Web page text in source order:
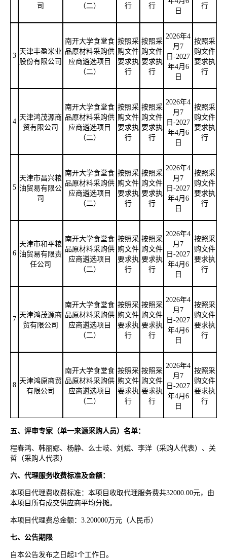
司 （二） 行 行
日
行
3
天津丰盈米业
股份有限公司
南开大学食堂食
品原材料采购供
应商遴选项目
（二）
按照采
购文件
要求执
行
按照采
购文件
要求执
行
2026年4
月7
日-2027
年4月6
日
按照采
购文件
要求执
行
4
天津鸿茂源商
贸有限公司
南开大学食堂食
品原材料采购供
应商遴选项目
（二）
按照采
购文件
要求执
行
按照采
购文件
要求执
行
2026年4
月7
日-2027
年4月6
日
按照采
购文件
要求执
行
5
天津市昌兴粮
油贸易有限公
司
南开大学食堂食
品原材料采购供
应商遴选项目
（二）
按照采
购文件
要求执
行
按照采
购文件
要求执
行
2026年4
月7
日-2027
年4月6
日
按照采
购文件
要求执
行
6
天津市和平粮
油贸易有限责
任公司
南开大学食堂食
品原材料采购供
应商遴选项目
（二）
按照采
购文件
要求执
行
按照采
购文件
要求执
行
2026年4
月7
日-2027
年4月6
日
按照采
购文件
要求执
行
7
天津鸿茂源商
贸有限公司
南开大学食堂食
品原材料采购供
应商遴选项目
（二）
按照采
购文件
要求执
行
按照采
购文件
要求执
行
2026年4
月7
日-2027
年4月6
日
按照采
购文件
要求执
行
8
天津鸿原商贸
有限公司
南开大学食堂食
品原材料采购供
应商遴选项目
（二）
按照采
购文件
要求执
行
按照采
购文件
要求执
行
2026年4
月7
日-2027
年4月6
日
按照采
购文件
要求执
行
五、评审专家（单一来源采购人员）名单：
程春鸿、韩丽娜、杨静、么士岐、刘斌、李洋（采购人代表）、关
哲（采购人代表）
六、代理服务收费标准及金额：
本项目代理费收费标准：本项目收取代理服务费共32000.00元，由
本项目所有成交供应商平均分摊。
本项目代理费总金额： 3.200000万元（人民币）
七、公告期限
自本公告发布之日起1个工作日。